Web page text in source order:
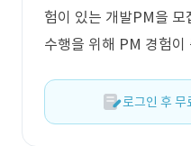
험이 있는 개발PM을 모
수행을 위해 PM 경험이
로그인 후 무